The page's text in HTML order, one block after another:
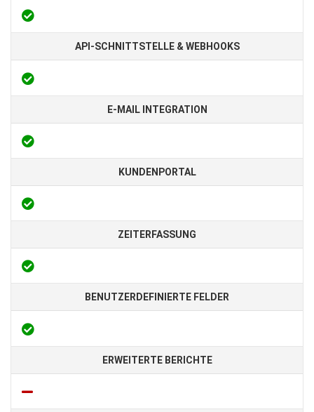
API-SCHNITTSTELLE & WEBHOOKS
E-MAIL INTEGRATION
KUNDENPORTAL
ZEITERFASSUNG
BENUTZERDEFINIERTE FELDER
ERWEITERTE BERICHTE